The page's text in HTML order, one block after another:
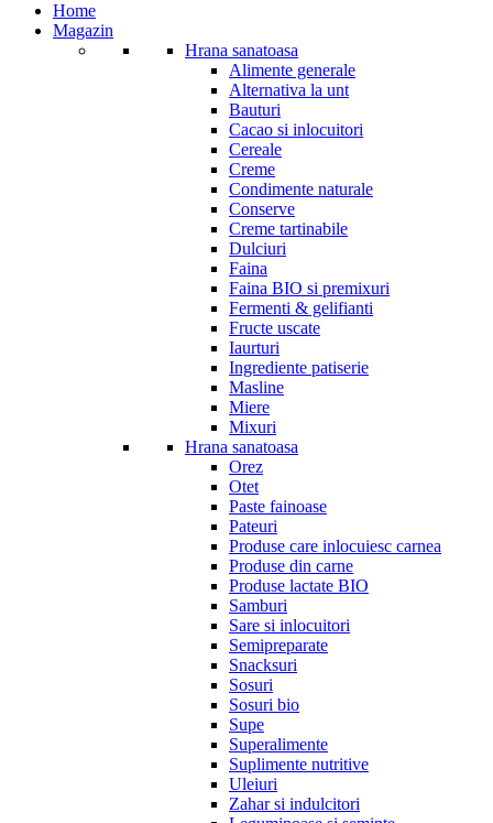
Home
Magazin
Hrana sanatoasa
Alimente generale
Alternativa la unt
Bauturi
Cacao si inlocuitori
Cereale
Creme
Condimente naturale
Conserve
Creme tartinabile
Dulciuri
Faina
Faina BIO si premixuri
Fermenti & gelifianti
Fructe uscate
Iaurturi
Ingrediente patiserie
Masline
Miere
Mixuri
Hrana sanatoasa
Orez
Otet
Paste fainoase
Pateuri
Produse care inlocuiesc carnea
Produse din carne
Produse lactate BIO
Samburi
Sare si inlocuitori
Semipreparate
Snacksuri
Sosuri
Sosuri bio
Supe
Superalimente
Suplimente nutritive
Uleiuri
Zahar si indulcitori